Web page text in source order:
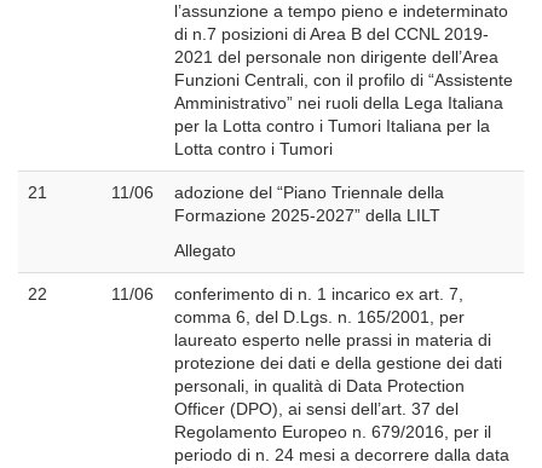
l’assunzione a tempo pieno e indeterminato
di n.7 posizioni di Area B del CCNL 2019-
2021 del personale non dirigente dell’Area
Funzioni Centrali, con il profilo di “Assistente
Amministrativo” nei ruoli della Lega Italiana
per la Lotta contro i Tumori Italiana per la
Lotta contro i Tumori
21 11/06
adozione del “Piano Triennale della
Formazione 2025-2027” della LILT
Allegato
22 11/06
conferimento di n. 1 incarico ex art. 7,
comma 6, del D.Lgs. n. 165/2001, per
laureato esperto nelle prassi in materia di
protezione dei dati e della gestione dei dati
personali, in qualità di Data Protection
Officer (DPO), ai sensi dell’art. 37 del
Regolamento Europeo n. 679/2016, per il
periodo di n. 24 mesi a decorrere dalla data